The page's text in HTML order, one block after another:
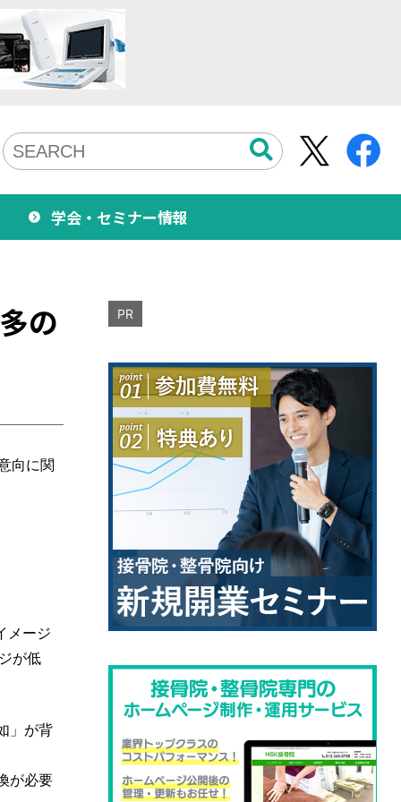
学会・セミナー情報
の
向に関
メージ
が低
」が背
が必要
PR